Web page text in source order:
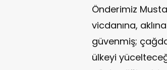
Önderimiz
vicdanına,
güvenmiş;
ülkeyi